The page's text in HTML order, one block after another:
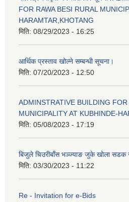
FOR RAWA BESI RURAL
HARAMTAR,KHOTANG
मिति: 08/29/2023 - 16:25
आर्थिक प्रस्ताव खोल्ने सम्बन्धी सूचना।
मिति: 07/20/2023 - 12:50
ADMINSTRATIVE BUILDING FOR
MUNICIPALITY AT KUBHINDE-
मिति: 05/08/2023 - 17:19
बिजुले चिउरीबाँस भञ्ज्याङ जुके खोला सडक
मिति: 03/30/2023 - 11:22
Re - Invitation for e-Bids